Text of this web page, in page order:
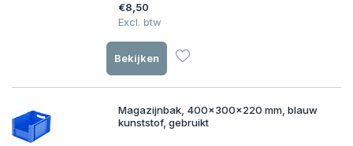
€8,50
Excl. btw
Bekijken
Magazijnbak, 400x300x220 mm, blauw
kunststof, gebruikt